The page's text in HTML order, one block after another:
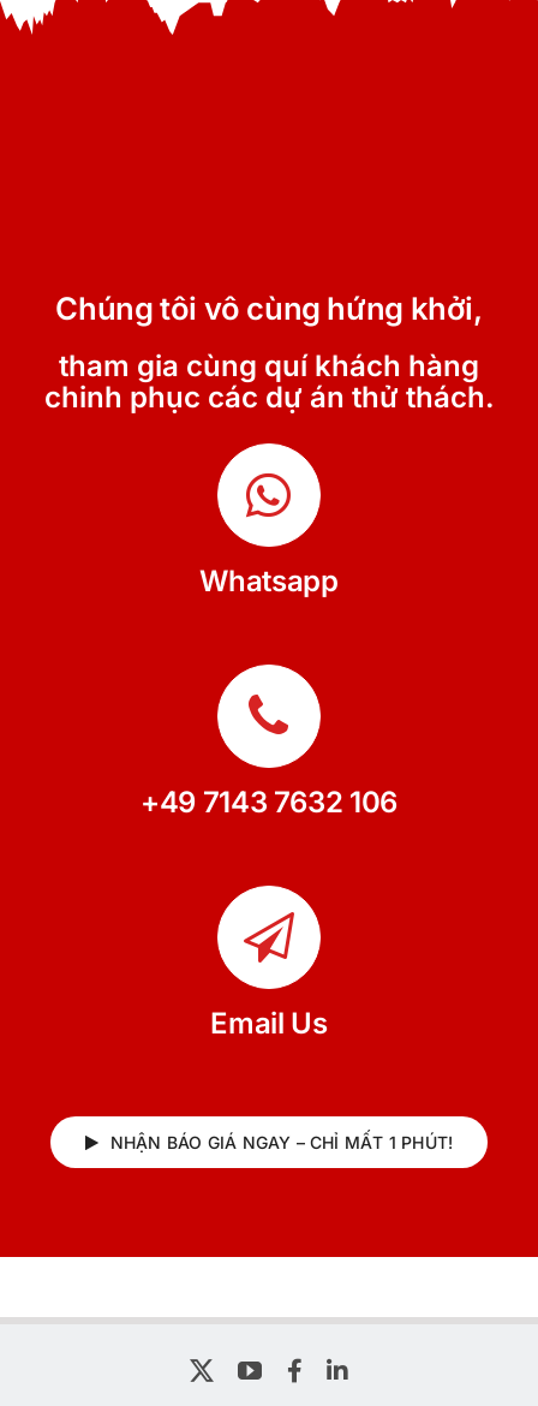
Applied Energy Research
Chúng tôi vô cùng hứng khởi,
tham gia cùng quí khách hàng
chinh phục các dự án thử thách.
Whatsapp
+49 7143 7632 106
Email Us
NHẬN BÁO GIÁ NGAY – CHỈ MẤT 1 PHÚT!